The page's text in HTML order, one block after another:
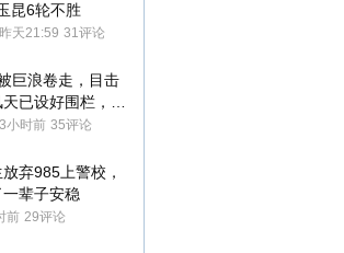
昆6轮不胜
昨天21:59 31评论
巨浪卷走，目击
已设好围栏，一
时保安曾喊话劝
3小时前 35评论
弃985上警校，
辈子安稳
前 29评论